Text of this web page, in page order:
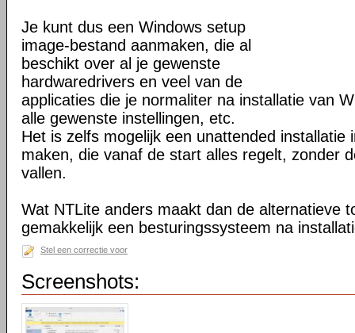
Je kunt dus een Windows setup
image-bestand aanmaken, die al
beschikt over al je gewenste
hardwaredrivers en veel van de
applicaties die je normaliter na installatie van
alle gewenste instellingen, etc.
Het is zelfs mogelijk een unattended installatie
maken, die vanaf de start alles regelt, zonder
vallen.
Wat NTLite anders maakt dan de alternatieve
gemakkelijk een besturingssysteem na
Stel een correctie voor
Screenshots: